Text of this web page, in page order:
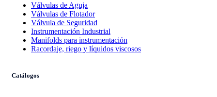
Válvulas de Aguja
Válvulas de Flotador
Válvula de Seguridad
Instrumentación Industrial
Manifolds para instrumentación
Racordaje, riego y líquidos viscosos
Catálogos